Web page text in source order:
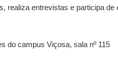
realiza entrevistas e participa
do campus Viçosa, sala nº 115